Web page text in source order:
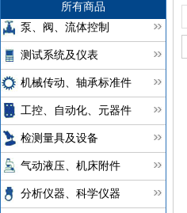
所有商品
泵、阀、流体控制
测试系统及仪表
机械传动、轴承标准件
工控、自动化、元器件
检测量具及设备
气动液压、机床附件
分析仪器、科学仪器